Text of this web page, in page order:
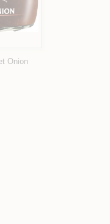
Onion